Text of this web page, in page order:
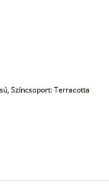
Színcsoport: Terracotta